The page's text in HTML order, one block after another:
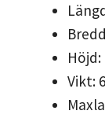
Vikt: